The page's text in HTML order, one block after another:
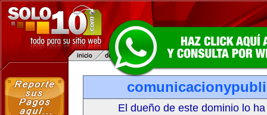
El dueño de este dominio lo